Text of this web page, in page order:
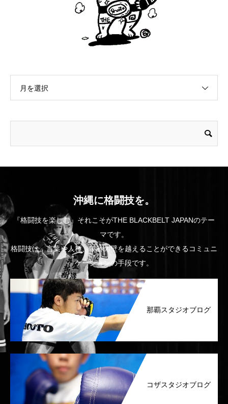
月を選択
沖縄に格闘技を。
『格闘技を楽しむ』それこそがTHE BLACKBELT JAPANのテー
マです。
格闘技は、言葉や人種、年齢の壁を越えることができるコミュニ
ケーションの手段です。
那覇スタジオブログ
コザスタジオブログ